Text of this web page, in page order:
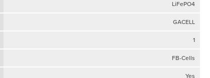
LiFePO4
GACELL
1
FB-Cells
Yes